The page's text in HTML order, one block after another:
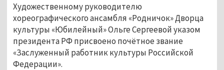
Художественному руководителю
хореографического ансамбля «Родничок» Дворца
культуры «Юбилейный» Ольге Сергеевой указом
президента РФ присвоено почётное звание
«Заслуженный работник культуры Российской
Федерации».